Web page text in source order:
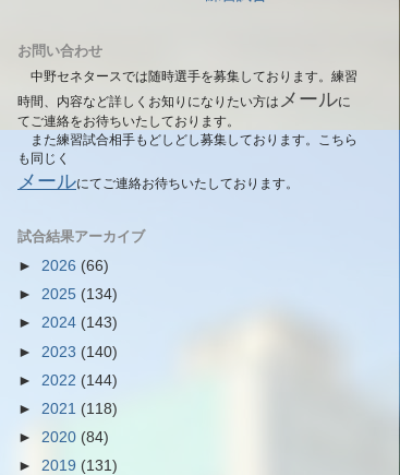
お問い合わせ
中野セネタースでは随時選手を募集しております。練習
時間、内容など詳しくお知りになりたい方は メールに
てご連絡をお待ちいたしております。
また練習試合相手もどしどし募集しております。こちら
も同じく
メールにてご連絡お待ちいたしております。
試合結果アーカイブ
► 2026 (66)
► 2025 (134)
► 2024 (143)
► 2023 (140)
► 2022 (144)
► 2021 (118)
► 2020 (84)
► 2019 (131)